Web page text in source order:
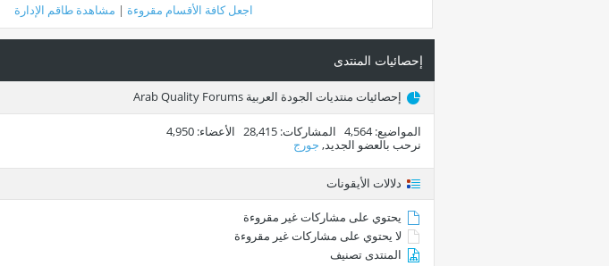
اجعل كافة الأقسام مقروءة | مشاهدة طاقم الإدارة
إحصائيات المنتدى
إحصائيات منتديات الجودة العربية Arab Quality Forums
المواضيع 4,564 المشاركات 28,415 الأعضاء 4,950
نرحب بالعضو الجديد, جورج
دلالات الأيقونات
يحتوي على مشاركات غير مقروءة
لا يحتوي على مشاركات غير مقروءة
المنتدى تصنيف